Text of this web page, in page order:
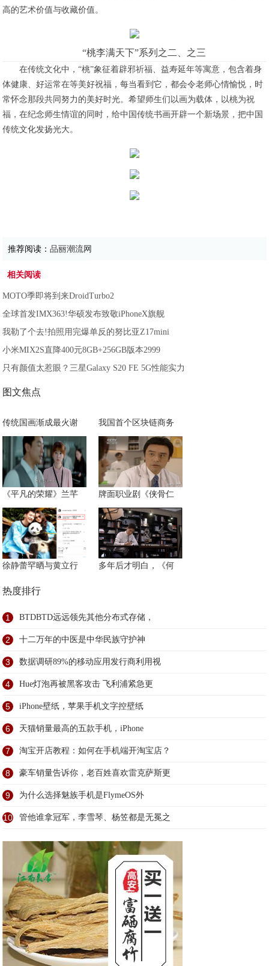
高的艺术价值与收藏价值。
“桃李满天下”系列之二、之三
在传统文化中，“桃”象征着辟邪祈福、益寿延年等寓意，包含着身
体健康、好运常在等美好祝福，每当看到它，都会令老师心情愉悦，时
常怀念那段共同努力的美好时光。希望师生们以画为载体，以桃为祝
福，在纪念师生情谊的同时，给中国传统书画开辟一个新场景，把中国
传统文化发扬光大。
推荐阅读：品丽潮流网
相关阅读
MOTO季即将到来DroidTurbo2
全球首发IMX363!华硕发布致敬iPhoneX旗舰
我勒了个去!拍照用完爆单反的努比亚Z17mini
小米MIX2S直降400元8GB+256GB版本2999
只有颜值太惹眼？三星Galaxy S20 FE 5G性能实力
图文焦点
传统国画渐成最火谢 我国首个区块链商务
《平凡的荣耀》兰芊 牌面职业剧《侠骨仁
徐静蕾罕晒与黄立行 多年后才明白，《何
热度排行
1 BTDBTD远远领先其他分布式存储，
2 十二万年的中医是中华民族守护神
3 数据调研89%的移动应用发行商利用视
4 Hue灯泡再被黑客攻击 飞利浦紧急更
5 iPhone壁纸，苹果手机文字控壁纸
6 天猫销量最高的五款手机，iPhone
7 淘宝开店教程：如何在手机端开淘宝店？
8 豪车销量告诉你，老百姓喜欢雷克萨斯更
9 为什么选择魅族手机是FlymeOS外
10 管他谁拿冠军，李雪琴、杨笠都是无冕之